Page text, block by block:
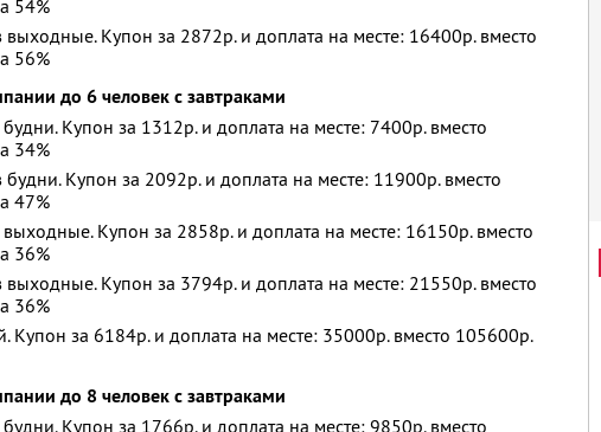
54%
Купон за 2872р. и доплата на месте: 16400р. вместо
56%
до 6 человек с завтраками
Купон за 1312р. и доплата на месте: 7400р. вместо
34%
Купон за 2092р. и доплата на месте: 11900р. вместо
47%
Купон за 2858р. и доплата на месте: 16150р. вместо
36%
Купон за 3794р. и доплата на месте: 21550р. вместо
36%
Купон за 6184р. и доплата на месте: 35000р. вместо 105600р.
до 8 человек с завтраками
Купон за 1766р. и доплата на месте: 9850р. вместо